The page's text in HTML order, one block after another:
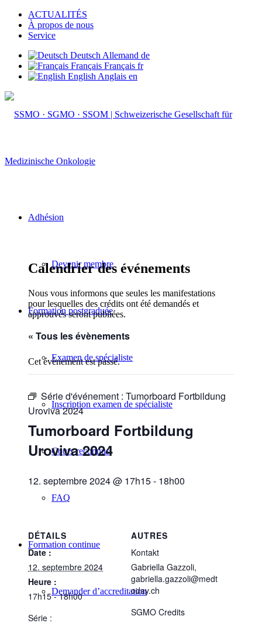
ACTUALITÉS
À propos de nous
Service
Deutsch Allemand de
Français Français fr
English Anglais en
Adhésion
Devenir membre
Formation postgraduée
Examen de spécialiste
Inscription examen de spécialiste
Cours reconnus
FAQ
Formation continue
Demander d’accreditation
Calendrier des événements
Nous vous informons que seules les manifestations
pour lesquelles des crédits ont été demandés et
approuvés seront publiées.
« Tous les évènements
Cet évènement est passé.
Série d'événement : Tumorboard Fortbildung
Uroviva 2024
Tumorboard Fortbildung
Uroviva 2024
12. septembre 2024 @ 17h15- 18h00
DÉTAILS
Date :
12. septembre 2024
Heure :
17h15 - 18h00
Série :
AUTRES
Kontakt
Gabriella Gazzoli,
gabriella.gazzoli@medt
oday.ch
SGMO Credits